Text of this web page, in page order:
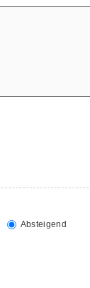
Absteigend